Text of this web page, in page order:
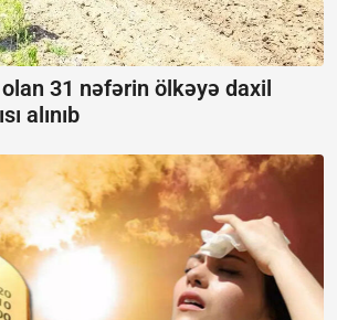
31 nəfərin ölkəyə daxil
alınıb